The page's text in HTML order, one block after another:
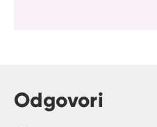
Odgovori